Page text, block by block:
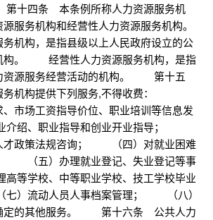
十四条 本条例所称人力资源服务机
服务机构和经营性人力资源服务机构。
机构，是指县级以上人民政府设立的公
构。 经营性人力资源服务机构，是指
资源服务经营活动的机构。 第十五
务机构提供下列服务,不得收费：
、市场工资指导价位、职业培训等信息发
绍、职业指导和创业开业指导；
才政策法规咨询； （四）对就业困难
（五）办理就业登记、失业登记等事
学校、中等职业学校、技工学校毕业
）流动人员人事档案管理； （八）
定的其他服务。 第十六条 公共人力